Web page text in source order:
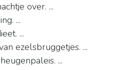
over. ...
...
...
ezelsbruggetjes. ...
...